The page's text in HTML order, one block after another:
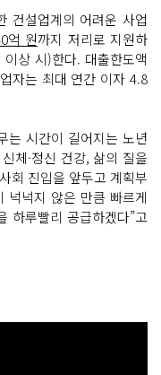
건설업계의 어려운 사업
억 원까지 저리로 지원하
상 시)한다. 대출한도액
자는 최대 연간 이자 4.8
는 시간이 길어지는 노년
체·정신 건강, 삶의 질을
회 진입을 앞두고 계획부
넉넉지 않은 만큼 빠르게
하루빨리 공급하겠다”고